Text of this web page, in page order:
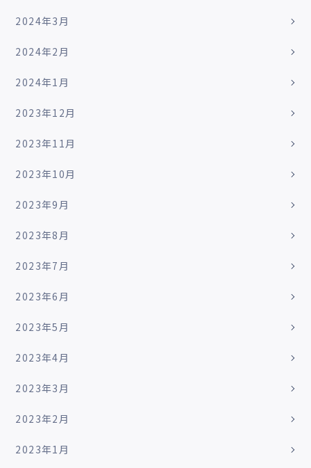
2024年3月
2024年2月
2024年1月
2023年12月
2023年11月
2023年10月
2023年9月
2023年8月
2023年7月
2023年6月
2023年5月
2023年4月
2023年3月
2023年2月
2023年1月